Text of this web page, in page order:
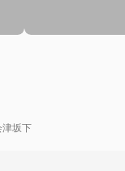
津坂下